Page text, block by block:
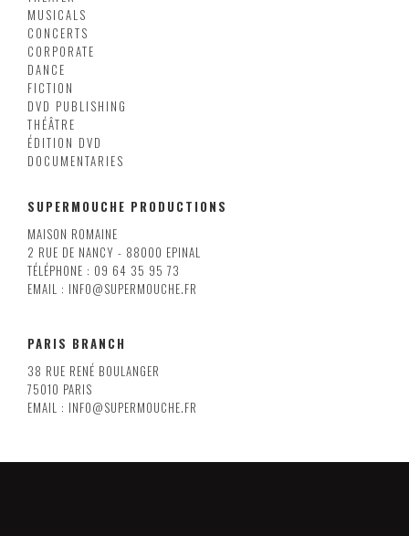
MUSICALS
CONCERTS
CORPORATE
DANCE
FICTION
DVD PUBLISHING
THÉÂTRE
ÉDITION DVD
DOCUMENTARIES
SUPERMOUCHE PRODUCTIONS
MAISON ROMAINE
2 RUE DE NANCY - 88000 EPINAL
TÉLÉPHONE : 09 64 35 95 73
EMAIL : INFO@SUPERMOUCHE.FR
PARIS BRANCH
38 RUE RENÉ BOULANGER
75010 PARIS
EMAIL : INFO@SUPERMOUCHE.FR